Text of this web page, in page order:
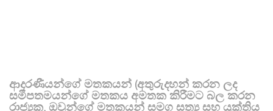
ආදරණීයන්ගේ මතකයන් (අතුරුදහන් කරන ලද
සමීපතමයන්ගේ මතකය අමතක කිරීමට බල කරන
රාජ්‍යක, ඔවුන්ගේ මතකයන් සමග සත්‍ය සහ යුක්තිය